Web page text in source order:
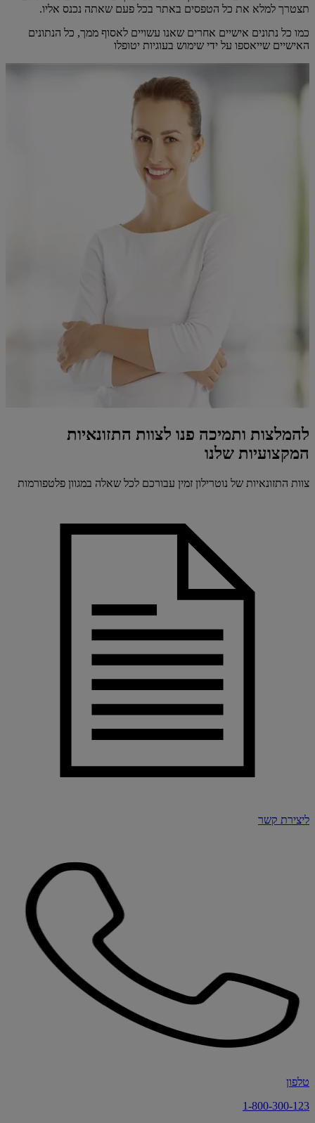
תצטרך למלא את כל הטפסים באתר בכל פעם שאתה נכנס אליו.
כמו כל נתונים אישיים אחרים שאנו עשויים לאסוף ממך, כל הנתונים
האישיים שייאספו על ידי שימוש בעוגיות יטופלו ​​​
להמלצות ותמיכה פנו לצוות התזונאיות
המקצועיות שלנו
צוות התזונאיות של נוטרילון זמין עבורכם לכל שאלה במגוון פלטפורמות
ליצירת קשר
טלפון
1-800-300-123